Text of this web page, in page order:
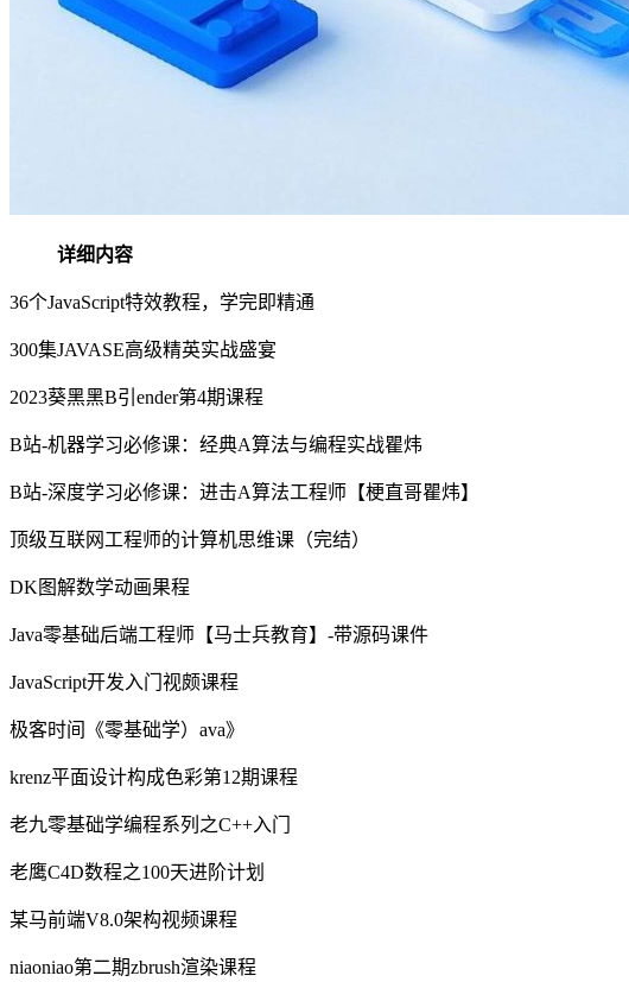
详细内容
36个JavaScript特效教程，学完即精通
300集JAVASE高级精英实战盛宴
2023葵黑黑B引ender第4期课程
B站-机器学习必修课：经典A算法与编程实战瞿炜
B站-深度学习必修课：进击A算法工程师【梗直哥瞿炜】
顶级互联网工程师的计算机思维课（完结）
DK图解数学动画果程
Java零基础后端工程师【马士兵教育】-带源码课件
JavaScript开发入门视颇课程
极客时间《零基础学）ava》
krenz平面设计构成色彩第12期课程
老九零基础学编程系列之C++入门
老鹰C4D数程之100天进阶计划
某马前端V8.0架构视频课程
niaoniao第二期zbrush渲染课程